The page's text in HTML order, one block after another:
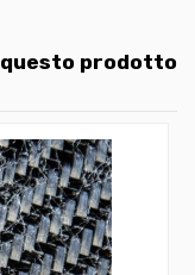
prodotto